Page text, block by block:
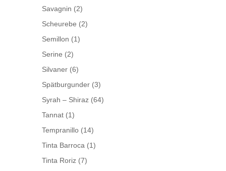
Savagnin (2)
Scheurebe (2)
Semillon (1)
Serine (2)
Silvaner (6)
Spätburgunder (3)
Syrah – Shiraz (64)
Tannat (1)
Tempranillo (14)
Tinta Barroca (1)
Tinta Roriz (7)